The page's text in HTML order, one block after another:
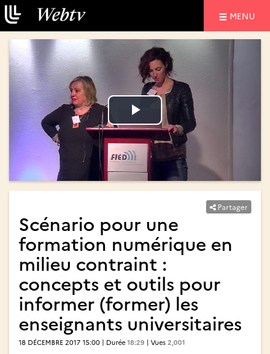
MENU
Lire
la
vidéo
Lire
la
vidéo
Partager
Scénario pour une
formation numérique en
milieu contraint :
concepts et outils pour
informer (former) les
enseignants universitaires
18 DÉCEMBRE 2017 15:00 | Durée 18:29 | Vues 2,001